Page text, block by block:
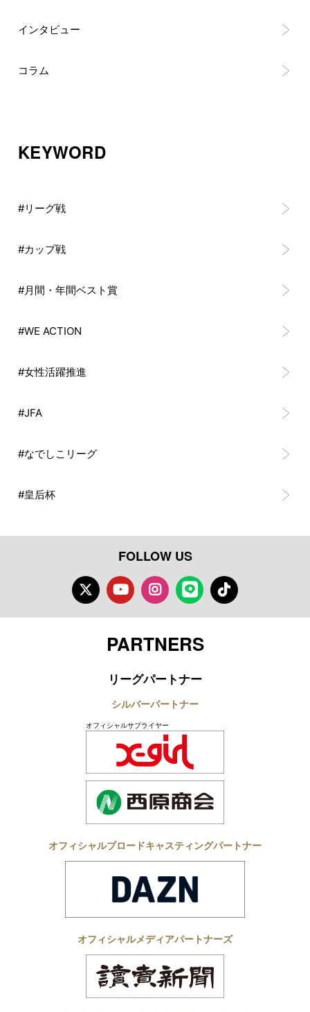
インタビュー
コラム
KEYWORD
#リーグ戦
#カップ戦
#月間・年間ベスト賞
#WE ACTION
#女性活躍推進
#JFA
#なでしこリーグ
#皇后杯
FOLLOW US
TwitterYoutubeInstagram
LINE TikTok
PARTNERS
リーグパートナー
シルバーパートナー
オフィシャルサプライヤー
オフィシャルブロードキャスティングパートナー
オフィシャルメディアパートナーズ